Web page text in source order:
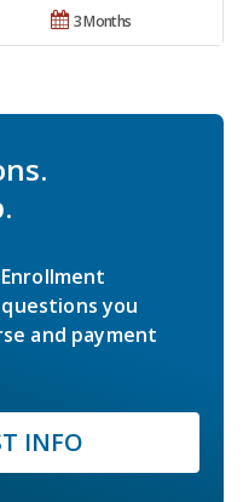
3 Months
you
and payment
INFO